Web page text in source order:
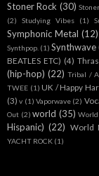
Stoner Rock (30)
(2)
Studying Vibes (1)
Symphonic Metal (12)
Synthpop. (1) Synthwave
BEATLES ETC) (4)
(hip-hop) (22) Tribal /
TWEE (1) UK / Happy
(3) v (1) Vaporwave (2)
Out (2) world (35)
Hispanic) (22) World
YACHT ROCK (1)